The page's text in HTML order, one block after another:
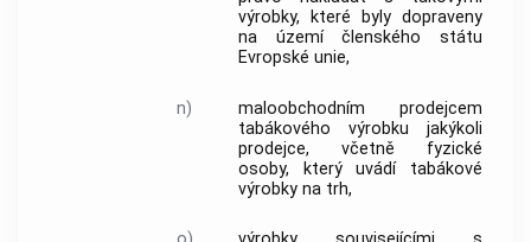
výrobky, které byly dopraveny
na území členského státu
Evropské unie,
n)
maloobchodním prodejcem
tabákového výrobku jakýkoli
prodejce, včetně fyzické
osoby, který uvádí tabákové
výrobky na trh,